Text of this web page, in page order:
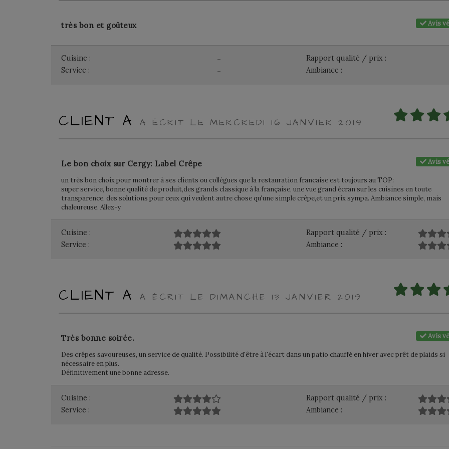
Avis
très bon et goûteux
-
Cuisine : Rapport qualité / prix :
-
Service : Ambiance :
CLIENT A A ÉCRIT LE MERCREDI 16 JANVIER 2019
Avis
Le bon choix sur Cergy: Label Crêpe
un très bon choix pour montrer à ses clients ou collègues que la restauration francaise est toujours au TOP:
super service, bonne qualité de produit,des grands classique à la française, une vue grand écran sur les cuisines en toute
transparence, des solutions pour ceux qui veulent autre chose qu'une simple crêpe,et un prix sympa. Ambiance simple, mais
chaleureuse. Allez-y
Cuisine :
Rapport qualité / prix :
Service :
Ambiance :
CLIENT A A ÉCRIT LE DIMANCHE 13 JANVIER 2019
Avis
Très bonne soirée.
Des crêpes savoureuses, un service de qualité. Possibilité d'être à l'écart dans un patio chauffé en hiver avec prêt de plaids si
nécessaire en plus.
Définitivement une bonne adresse.
Cuisine :
Rapport qualité / prix :
Service :
Ambiance :